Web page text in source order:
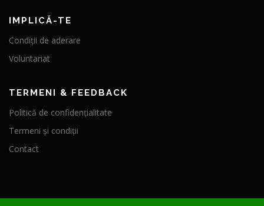
IMPLICĂ-TE
Condiții de aderare
Voluntariat
TERMENI & FEEDBACK
Politică de confidențialitate
Termeni și condiții
Contact